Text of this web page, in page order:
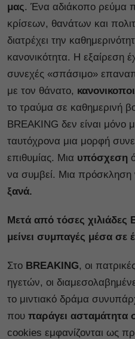
μας. Ένα αδιάκοπο ρεύμα
κρίσεων, θανάτων και
διατρέχει την
κανονικότητα. Η εξαίρεση
συνεχές «σπάσιμο»
με τον θάνατο,
το τραύμα σε καθημερινή
BREAKING δεν είναι μόνο
ταυτόχρονα μια μορφή
επιθυμίας. Μια υπόσχεση
να συμβεί. Μια πρόσκληση
ξανά.
Μετά από τόσες χιλιάδες
μείνει συμπαγές μέσα σε
Στο BREAKING, oι
ηγετών, οι
το μιντιακό δράμα
που παράγει ασταμάτητα
cookies εμφανίζονται ως